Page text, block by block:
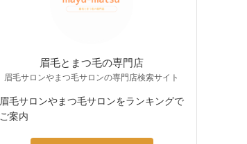
眉毛とまつ毛の専門店
眉毛サロンやまつ毛サロンの専門店検索サイト
眉毛サロンやまつ毛サロンをランキングで
ご案内